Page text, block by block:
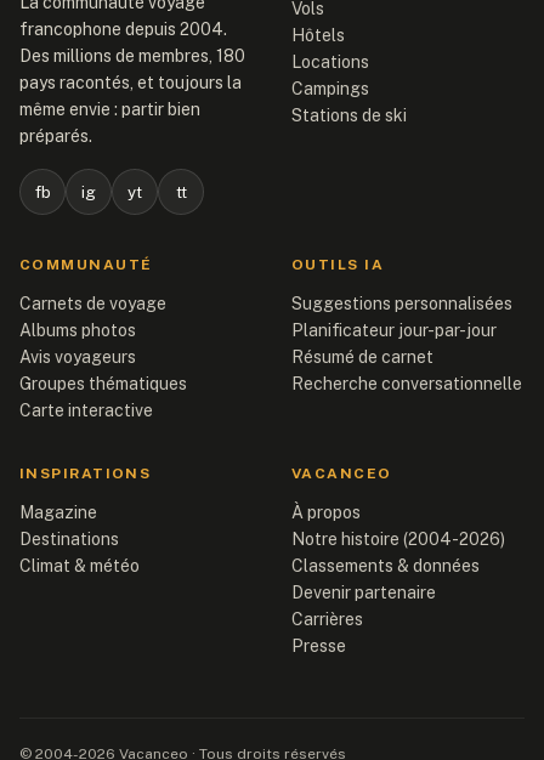
francophone depuis 2004.
Des millions de membres, 180
pays racontés, et toujours la
même envie : partir bien
préparés.
fb ig yt tt
Vols
Hôtels
Locations
Campings
Stations de ski
COMMUNAUTÉ
Carnets de voyage
Albums photos
Avis voyageurs
Groupes thématiques
Carte interactive
OUTILS IA
Suggestions personnalisées
Planificateur jour-par-jour
Résumé de carnet
Recherche conversationnelle
INSPIRATIONS
Magazine
Destinations
Climat & météo
VACANCEO
À propos
Notre histoire (2004-2026)
Classements & données
Devenir partenaire
Carrières
Presse
© 2004-2026 Vacanceo · Tous droits réservés